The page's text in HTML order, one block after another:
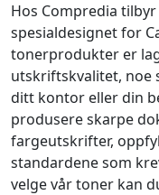
Hos Compredia
spesialdesignet for
tonerprodukter er
utskriftskvalitet, noe
ditt kontor eller din
produsere skarpe
fargeutskrifter,
standardene som
velge vår toner kan